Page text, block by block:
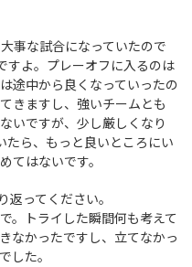
事な試合になっていたので
すよ。プレーオフに入るのは
途中から良くなっていったの
きますし、強いチームとも
いですが、少し厳しくなり
たら、もっと良いところにい
てはないです。
ってください。
。トライした瞬間何も考えて
なかったですし、立てなかっ
した。